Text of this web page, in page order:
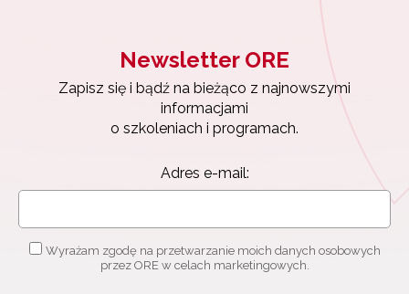
Newsletter ORE
Zapisz się i bądź na bieżąco z najnowszymi
informacjami
o szkoleniach i programach.
Adres e-mail:
Wyrażam zgodę na przetwarzanie moich danych osobowych
przez ORE w celach marketingowych.